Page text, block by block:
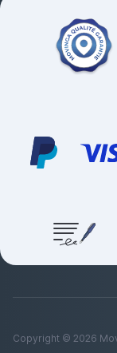
Copyright © 2026